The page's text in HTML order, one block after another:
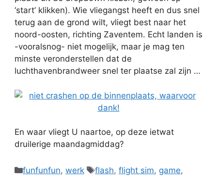
‘start’ klikken). Wie vliegangst heeft en dus snel
terug aan de grond wilt, vliegt best naar het
noord-oosten, richting Zaventem. Echt landen is
-vooralsnog- niet mogelijk, maar je mag ten
minste veronderstellen dat de
luchthavenbrandweer snel ter plaatse zal zijn …
En waar vliegt U naartoe, op deze ietwat
druilerige maandagmiddag?
Categories
funfunfun, werk Tags
flash, flight sim, game,